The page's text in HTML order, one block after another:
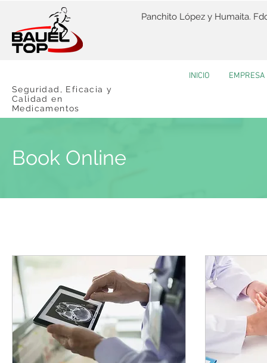
Panchito López y Humaita.
Seguridad, Eficacia y
Calidad en
Medicamentos
INICIO EMPRESA
Book Online